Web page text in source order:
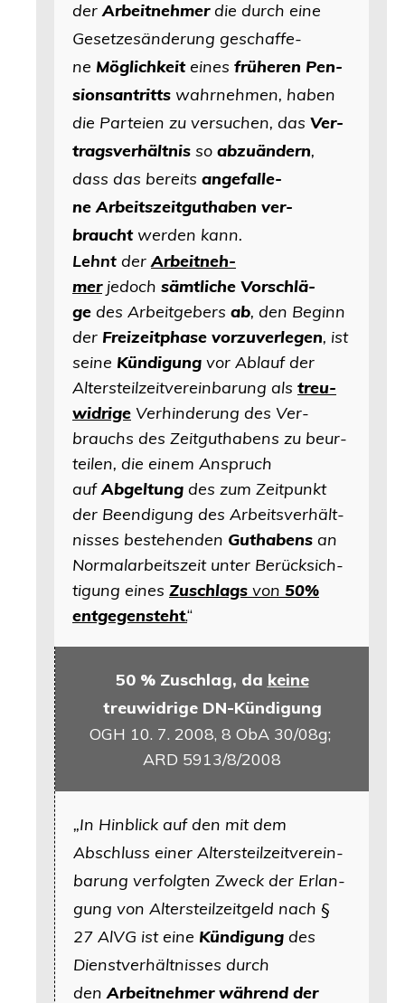
derArbeit­neh­merdie durch eine
Geset­zes­än­de­rung geschaf­fe­
ne Mög­lich­keiteines frü­he­ren Pen­
si­ons­an­tritts wahr­neh­men, haben
die Par­tei­en zu ver­su­chen, das Ver­
trags­ver­hält­nis so abzu­än­dern,
dass das bereits ange­fal­le­
ne Arbeits­zeit­gut­ha­ben ver­
brauchtwer­den kann.
Lehnt derArbeit­neh­
merjedoch sämt­li­che Vor­schlä­
ge des Arbeit­ge­bers ab, den Beginn
der Frei­zeit­pha­se vor­zu­ver­le­gen, ist
sei­ne Kün­di­gung vor Ablauf der
Alters­teil­zeit­ver­ein­ba­rung als treu­
wid­ri­ge Ver­hin­de­rung des Ver­
brauchs des Zeit­gut­ha­bens zu beur­
tei­len, die einem Anspruch
aufAbgel­tung des zum Zeit­punkt
der Been­di­gung des Arbeits­ver­hält­
nis­ses bestehen­den Gut­ha­bens an
Nor­mal­ar­beits­zeit unter Berück­sich­
ti­gung eines Zuschlags von 50%
ent­ge­gen­steht.“
50% Zuschlag, da kei­ne
treu­wid­ri­ge DN-Kündigung
OGH 10. 7. 2008, 8 ObA 30/08g;
ARD 5913/8/2008
„In Hin­blick auf den mit dem
Abschluss einer Alters­teil­zeit­ver­ein­
ba­rung ver­folg­ten Zweck der Erlan­
gung von Alters­teil­zeit­geld nach §
27 AlVG ist eine Kün­di­gung des
Dienst­ver­hält­nis­ses durch
denArbeit­neh­mer wäh­rend der